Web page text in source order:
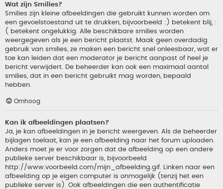
Wat zijn Smilies?
Smilies zijn kleine afbeeldingen die gebruikt kunnen worden om
een gevoelstoestand uit te drukken, bijvoorbeeld :) betekent blij, :
( betekent ongelukkig. Alle beschikbare smilies worden
weergegeven als je een bericht plaatst. Maak geen overdadig
gebruik van smilies, ze maken een bericht snel onleesbaar, wat er
toe kan leiden dat een moderator je bericht aanpast of heel je
bericht verwijdert. De beheerder kan ook een maximaal aantal
smilies, dat in een bericht gebruikt mag worden, bepaald
hebben.
Omhoog
Kan ik afbeeldingen plaatsen?
Ja, je kan afbeeldingen in je bericht weergeven. Als de beheerder
bijlagen toelaat, kan je een afbeelding naar het forum uploaden.
Anders moet je er voor zorgen dat de afbeelding op een andere
publieke server beschikbaar is, bijvoorbeeld
http://www.voorbeeld.com/mijn_afbeelding.gif. Linken naar een
afbeelding op je eigen computer is onmogelijk (tenzij het een
publieke server is). Ook afbeeldingen die een authentificatie